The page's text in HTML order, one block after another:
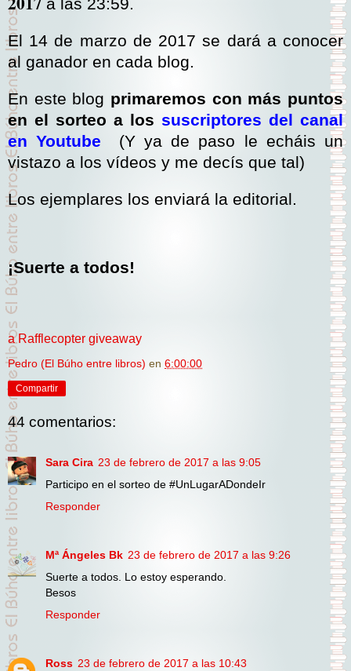
a las 23:59.
El 14 de marzo de 2017 se dará a conocer
al ganador en cada blog.
En este blog primaremos con más puntos
en el sorteo a los suscriptores del canal
en Youtube
(Y ya de paso le echáis un
vistazo a los vídeos y me decís que tal)
Los ejemplares los enviará la editorial.
¡Suerte a todos!
a Rafflecopter giveaway
Pedro (El Búho entre libros) en 6:00:00
Compartir
44 comentarios:
Sara Cira 23 de febrero de 2017 a las 9:05
Participo en el sorteo de #UnLugarADondeIr
Responder
Mª Ángeles Bk 23 de febrero de 2017 a las 9:26
Suerte a todos. Lo estoy esperando.
Besos
Responder
Ross 23 de febrero de 2017 a las 10:43